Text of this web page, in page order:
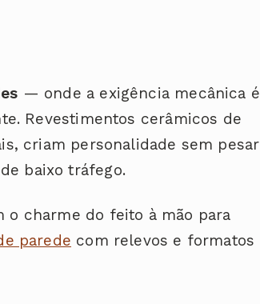
— onde a exigência mecânica é
Revestimentos cerâmicos de
criam personalidade sem pesar
baixo tráfego.
o charme do feito à mão para
parede com relevos e formatos